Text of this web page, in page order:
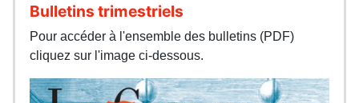
Bulletins trimestriels
Pour accéder à l'ensemble des bulletins (PDF)
cliquez sur l'image ci-dessous.